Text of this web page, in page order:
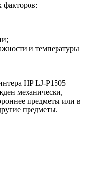
факторов:
и температуры
HP LJ-P1505
механически,
предметы или в
предметы.